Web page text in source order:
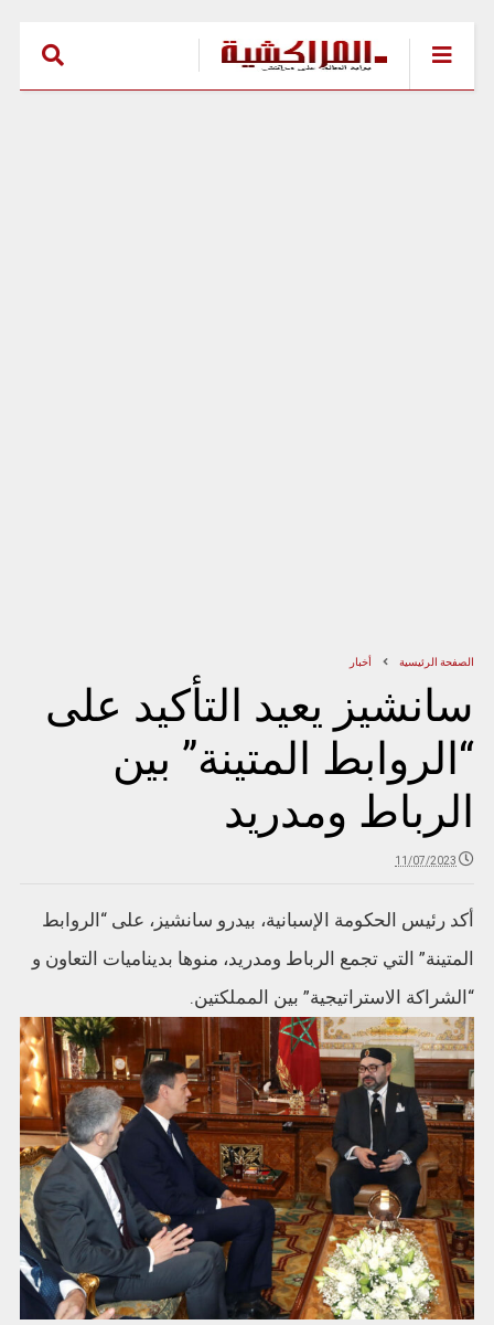
الصفحة الرئيسية أخبار
سانشيز يعيد التأكيد على
“الروابط المتينة” بين
الرباط ومدريد
11/07/2023
أكد رئيس الحكومة الإسبانية، بيدرو سانشيز، على “الروابط
المتينة” التي تجمع الرباط ومدريد، منوها بديناميات التعاون و
“الشراكة الاستراتيجية” بين المملكتين.